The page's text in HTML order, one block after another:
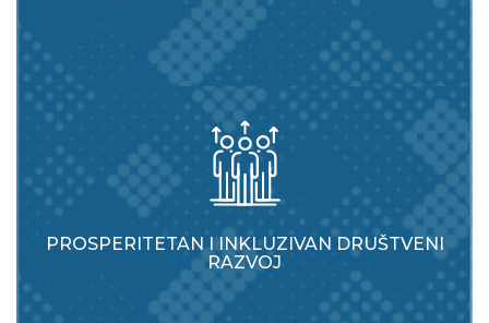
PROSPERITETAN I INKLUZIVAN DRUŠTVENI
RAZVOJ